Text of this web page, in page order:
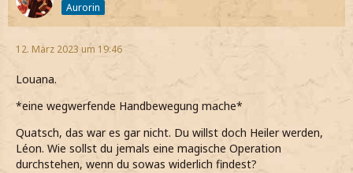
Aurorin
12. März 2023 um 19:46
Louana.
*eine wegwerfende Handbewegung mache*
Quatsch, das war es gar nicht. Du willst doch Heiler werden,
Léon. Wie sollst du jemals eine magische Operation
durchstehen, wenn du sowas widerlich findest?